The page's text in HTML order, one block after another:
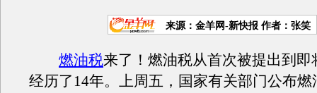
来源：金羊网-新快报 作者：张笑
燃油税来了！燃油税从首次被提出到即
经历了14年。上周五，国家有关部门公布